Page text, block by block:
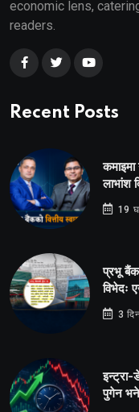
economic lens,
readers.
Recent Posts
लाभांश
19
प्रभू
विभेदः
3
इन्ट्रा-
पुगेन